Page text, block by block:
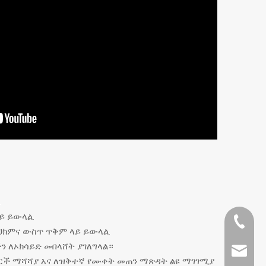
ይውላል.
ውስጥ ጥቅም ላይ ይውላል.
ለኦክሳይድ መበላሸት ያገለግላል።
ማሻሻያ እና ለዝቅተኛ የሙቀት መጠን ማጽዳት ልዩ ማገገሚያ
+ 86-